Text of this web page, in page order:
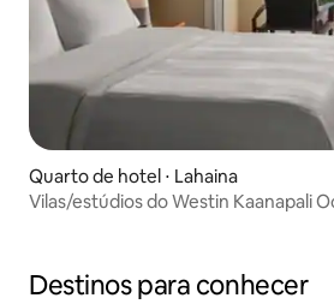
Quarto de hotel ⋅ Lahaina
Vilas/estúdios do Westin Kaanapali
Destinos para conhecer